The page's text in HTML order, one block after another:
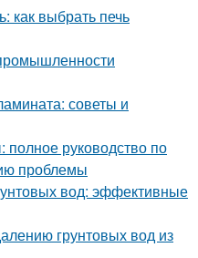
как выбрать печь
советы и
полное руководство по
проблемы
вод: эффективные
грунтовых вод из